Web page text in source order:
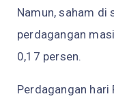
Namun, saham di
perdagangan
0,17 persen.
Perdagangan hari